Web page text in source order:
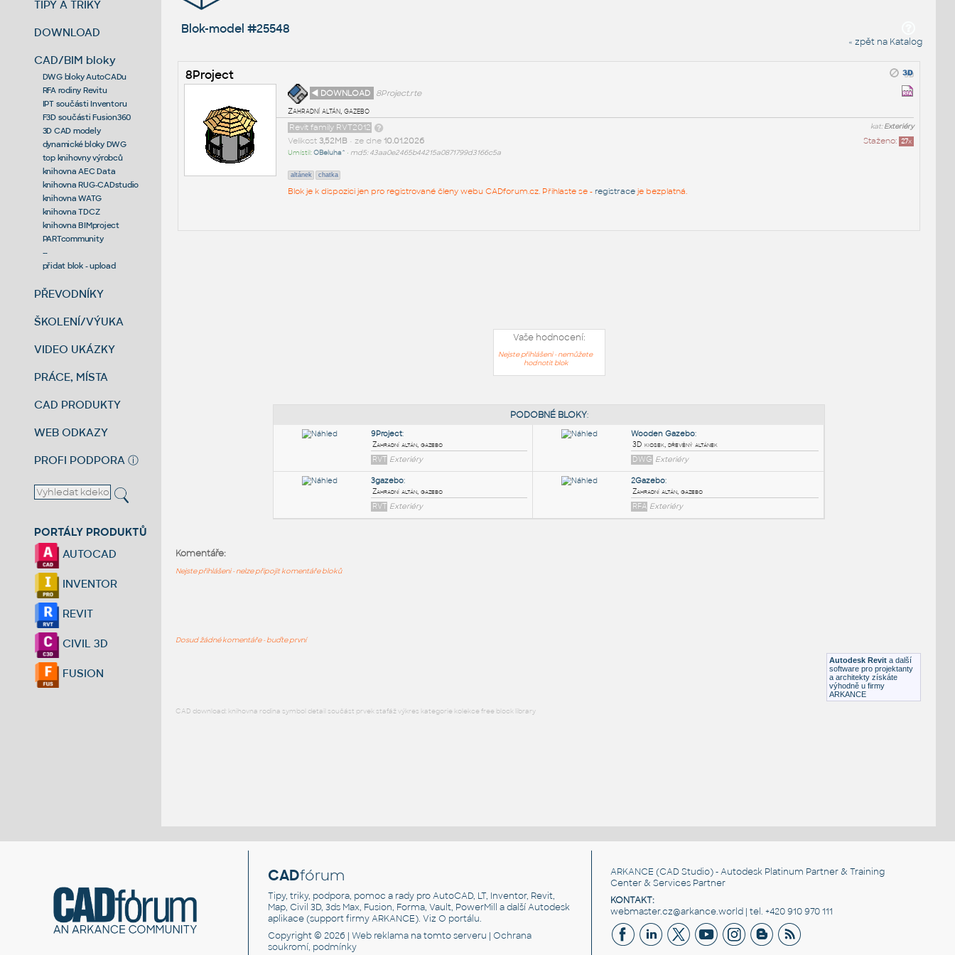
TIPY A TRIKY
DOWNLOAD
CAD/BIM bloky
DWG bloky AutoCADu
RFA rodiny Revitu
IPT součásti Inventoru
F3D součásti Fusion360
3D CAD modely
dynamické bloky DWG
top knihovny výrobců
knihovna AEC Data
knihovna RUG-CADstudio
knihovna WATG
knihovna TDCZ
knihovna BIMproject
PARTcommunity
--
přidat blok - upload
PŘEVODNÍKY
ŠKOLENÍ/VÝUKA
VIDEO UKÁZKY
PRÁCE, MÍSTA
CAD PRODUKTY
WEB ODKAZY
PROFI PODPORA ⓘ
PORTÁLY PRODUKTŮ
AUTOCAD
INVENTOR
REVIT
CIVIL 3D
FUSION
Blok-model #25548
« zpět na Katalog
8Project
◄ DOWNLOAD
8Project.rte
Zahradní altán, gazebo
kat:Exteriéry
Revit family RVT2012
Staženo: 27x
Velikost 3,52MB• ze dne 10.01.2026
Umístil:OBeluha^ • md5: 43aa0e2465b44215a0871799d3166c5a
altánek chatka
Blok je k dispozici jen pro registrované členy webu CADforum.cz. Přihlaste se - registraceje bezplatná.
Vaše hodnocení:
Nejste přihlášeni - nemůžete
hodnotit blok
Autodesk Revit a další
software pro projektanty
a architekty získáte
výhodně u firmy
ARKANCE
Komentáře:
Nejste přihlášeni - nelze připojit komentáře bloků
Dosud žádné komentáře - buďte první
CAD download: knihovna rodina symbol detail součást prvek stafáž výkres kategorie kolekce free block library
CADfórum
Tipy, triky, podpora, pomoc a rady pro AutoCAD, LT, Inventor, Revit,
Map, Civil 3D, 3ds Max, Fusion, Forma, Vault, PowerMill a další Autodesk
aplikace (support firmy ARKANCE). VizO portálu.
Copyright © 2026 |Web reklama na tomto serveru |Ochrana
soukromí, podmínky
ARKANCE (CAD Studio) - Autodesk Platinum Partner & Training
Center & Services Partner
KONTAKT:
webmaster.cz@arkance.world | tel. +420 910 970 111